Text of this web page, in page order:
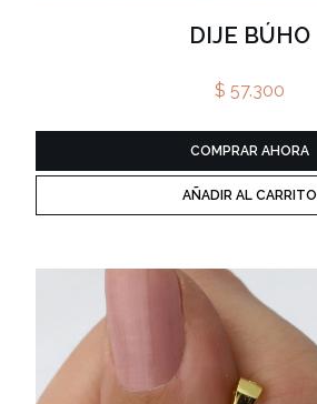
DIJE BÚHO
$ 57.300
COMPRAR AHORA
AÑADIR AL CARRITO